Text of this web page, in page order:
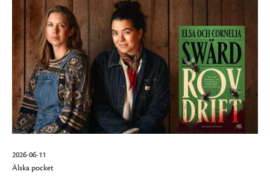
2026-06-11
Älska pocket